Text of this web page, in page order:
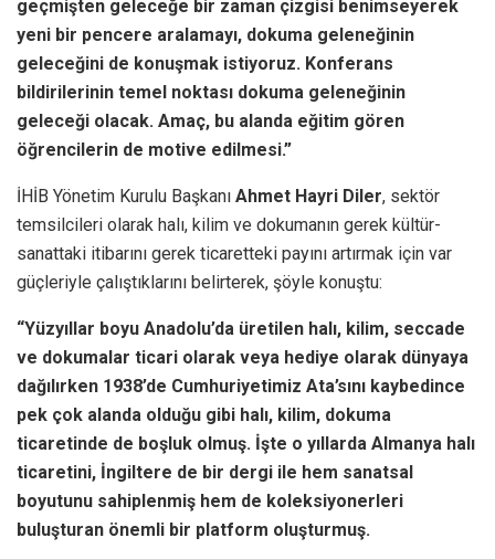
geçmişten geleceğe bir zaman çizgisi benimseyerek
yeni bir pencere aralamayı, dokuma geleneğinin
geleceğini de konuşmak istiyoruz. Konferans
bildirilerinin temel noktası dokuma geleneğinin
geleceği olacak. Amaç, bu alanda eğitim gören
öğrencilerin de motive edilmesi.”
İHİB Yönetim Kurulu Başkanı Ahmet Hayri Diler, sektör
temsilcileri olarak halı, kilim ve dokumanın gerek kültür-
sanattaki itibarını gerek ticaretteki payını artırmak için var
güçleriyle çalıştıklarını belirterek, şöyle konuştu:
“Yüzyıllar boyu Anadolu’da üretilen halı, kilim, seccade
ve dokumalar ticari olarak veya hediye olarak dünyaya
dağılırken 1938’de Cumhuriyetimiz Ata’sını kaybedince
pek çok alanda olduğu gibi halı, kilim, dokuma
ticaretinde de boşluk olmuş. İşte o yıllarda Almanya halı
ticaretini, İngiltere de bir dergi ile hem sanatsal
boyutunu sahiplenmiş hem de koleksiyonerleri
buluşturan önemli bir platform oluşturmuş.